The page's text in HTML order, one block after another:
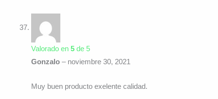
Valorado en 5de 5
Gonzalo – noviembre 30, 2021
Muy buen producto exelente calidad.